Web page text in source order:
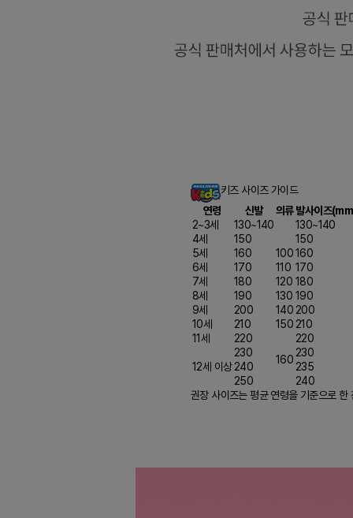
키즈 사이즈 가이드
연령
신발 의류발사이즈
2~3세
130~140
130~140
4세
150
150
5세
160 100160
6세
170 110 170
7세
180 120 180
8세
190 130 190
9세
200 140 200
10세
210 150 210
11세
220
160
220
12세 이상
230
230
240
235
250
240
권장 사이즈는 평균 연령을 기준으로